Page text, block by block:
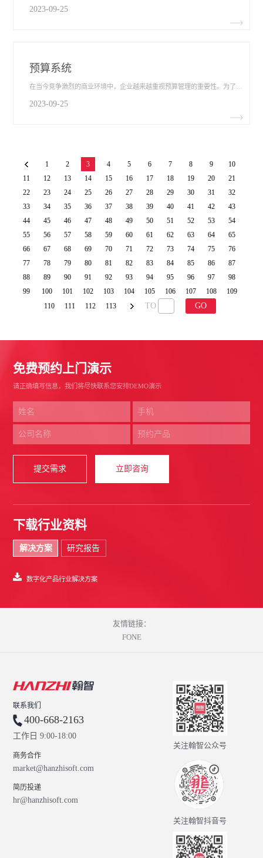
2023-09-25
预算系统
2023-09-25
1 2 3 4 5 6 7 8 9
10
11
12 13 14 15 16 17 18 19 20
21
22
23 24 25 26 27 28 29 30 31
32
33
34 35 36 37 38 39 40 41 42
43
44
45 46 47 48 49 50 51 52 53
54
55
56 57 58 59 60 61 62 63 64
65
66
67 68 69 70 71 72 73 74 75
76
77
78 79 80 81 82 83 84 85 86
87
88
89 90 91 92 93 94 95 96 97
98
99
100 101 102 103 104 105 106 107 108
109
110
111 112 113 TO GO
免费预约上门演示
请正确填写信息，我们将尽快联系您安排DEMO演示
提交需求 立即咨询
下载行业资料
解决方案 研究报告
数字化产品行业解决方案
友情链接：
FONE
联系我们
400-668-2163
工作日 9:00-18:00
商务合作
market@hanzhisoft.com
简历投递
hr@hanzhisoft.com
关注翰智公众号
关注翰智抖音号